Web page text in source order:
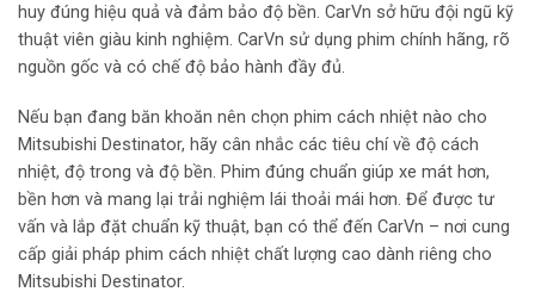
huy đúng hiệu quả và đảm bảo độ bền. CarVn sở hữu đội ngũ kỹ
thuật viên giàu kinh nghiệm. CarVn sử dụng phim chính hãng, rõ
nguồn gốc và có chế độ bảo hành đầy đủ.
Nếu bạn đang băn khoăn nên chọn phim cách nhiệt nào cho
Mitsubishi Destinator, hãy cân nhắc các tiêu chí về độ cách
nhiệt, độ trong và độ bền. Phim đúng chuẩn giúp xe mát hơn,
bền hơn và mang lại trải nghiệm lái thoải mái hơn. Để được tư
vấn và lắp đặt chuẩn kỹ thuật, bạn có thể đến CarVn – nơi cung
cấp giải pháp phim cách nhiệt chất lượng cao dành riêng cho
Mitsubishi Destinator.